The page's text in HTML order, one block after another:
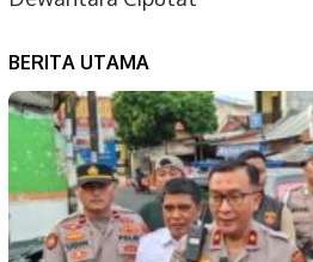
BERITA UTAMA